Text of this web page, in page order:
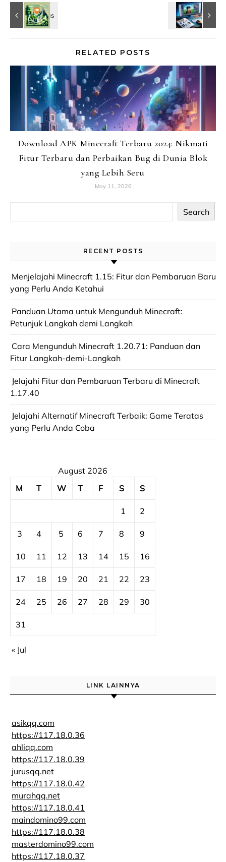
RELATED POSTS
Download APK Minecraft Terbaru 2024: Nikmati
Fitur Terbaru dan Perbaikan Bug di Dunia Blok
yang Lebih Seru
May 11, 2026
Search
RECENT POSTS
Menjelajahi Minecraft 1.15: Fitur dan Pembaruan Baru
yang Perlu Anda Ketahui
Panduan Utama untuk Mengunduh Minecraft:
Petunjuk Langkah demi Langkah
Cara Mengunduh Minecraft 1.20.71: Panduan dan
Fitur Langkah-demi-Langkah
Jelajahi Fitur dan Pembaruan Terbaru di Minecraft
1.17.40
Jelajahi Alternatif Minecraft Terbaik: Game Teratas
yang Perlu Anda Coba
August 2026
M
T W T F S S
1 2
3 4 5 6 7 8 9
10 11 12 13 14 15 16
17 18 19 20 21 22 23
24 25 26 27 28 29 30
31
« Jul
LINK LAINNYA
asikqq.com
https://117.18.0.36
ahliqq.com
https://117.18.0.39
jurusqq.net
https://117.18.0.42
murahqq.net
https://117.18.0.41
maindomino99.com
https://117.18.0.38
masterdomino99.com
https://117.18.0.37